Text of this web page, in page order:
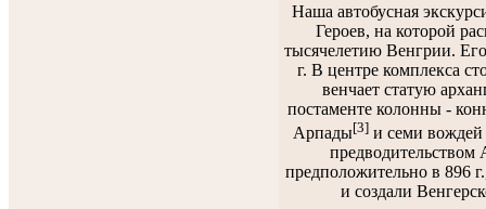
Наша автобусная
Героев, на которой
тысячелетию Венгрии.
г. В центре комплекса
венчает статую
постаменте колонны -
Арпады[3] и семи
предположительно в 896
и создали